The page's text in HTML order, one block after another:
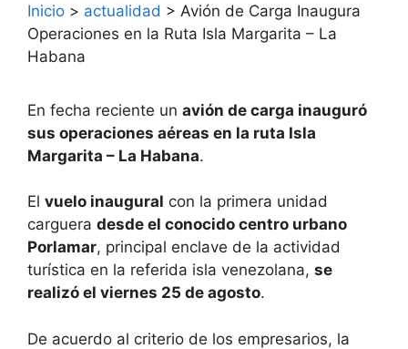
Inicio > actualidad > Avión de Carga Inaugura
Operaciones en la Ruta Isla Margarita – La
Habana
En fecha reciente un avión de carga inauguró
sus operaciones aéreas en la ruta Isla
Margarita – La Habana.
El vuelo inaugural con la primera unidad
carguera desde el conocido centro urbano
Porlamar, principal enclave de la actividad
turística en la referida isla venezolana, se
realizó el viernes 25 de agosto.
De acuerdo al criterio de los empresarios, la